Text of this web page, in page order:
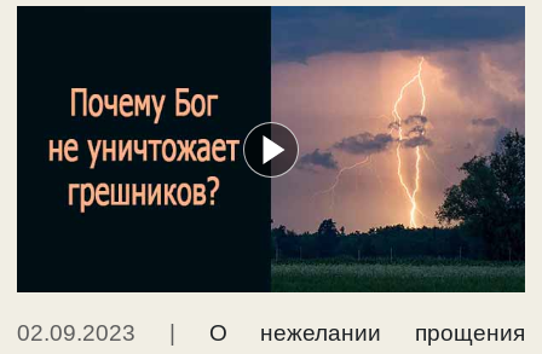
02.09.2023 | О нежелании прощения